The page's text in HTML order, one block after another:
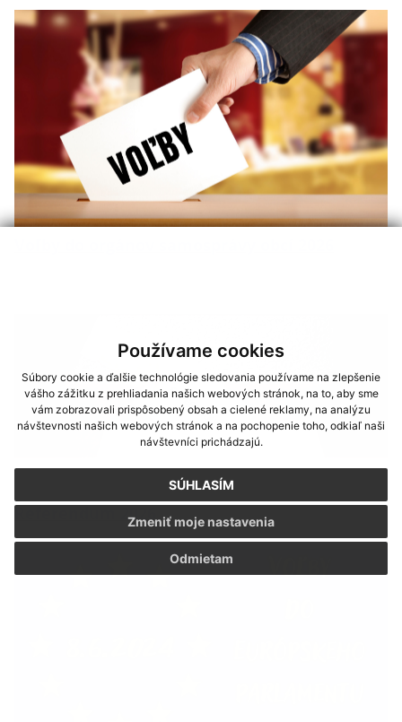
Používame cookies
Súbory cookie a ďalšie technológie sledovania používame na zlepšenie
vášho zážitku z prehliadania našich webových stránok, na to, aby sme
vám zobrazovali prispôsobený obsah a cielené reklamy, na analýzu
návštevnosti našich webových stránok a na pochopenie toho, odkiaľ naši
návštevníci prichádzajú.
SÚHLASÍM
Odmietam
Zmeniť moje nastavenia
Referendum 2026